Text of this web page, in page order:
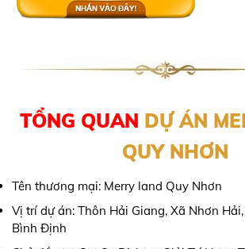
TỔNG QUAN DỰ ÁN
QUY NHƠN
Tên thương mại: Merry land Quy Nhơn
Vị trí dự án: Thôn Hải Giang, Xã Nhơn
Bình Định